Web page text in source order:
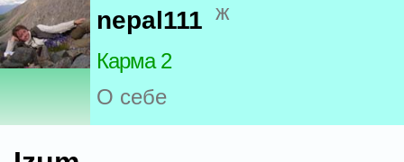
nepal111 ж
Карма 2
О себе